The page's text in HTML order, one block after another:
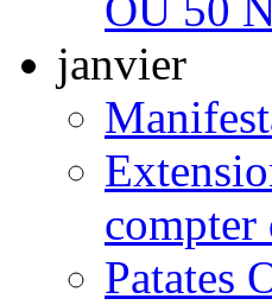
OU 50
janvier
compter
Patates